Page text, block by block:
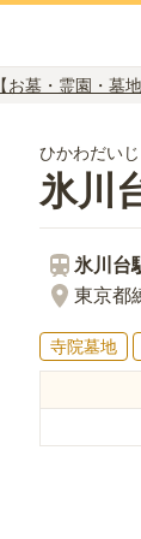
【お墓・霊園・墓
ひかわだい
氷川
氷川台
東京都
寺院墓地